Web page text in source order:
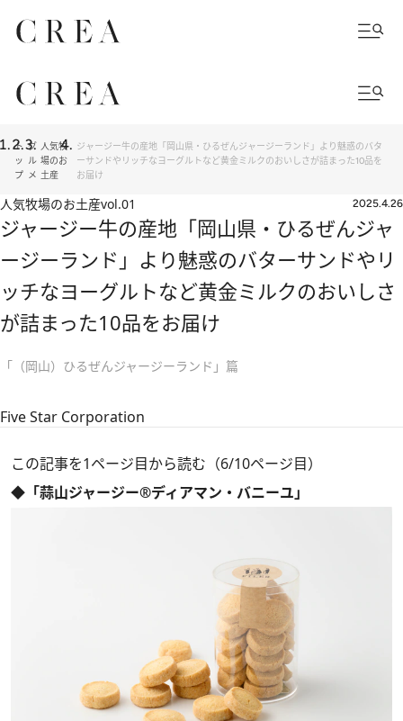
ト
ッ
プ
グ
ル
メ
人気牧
場のお
土産
ジャージー牛の産地「岡山県・ひるぜんジャージーランド」より魅惑のバタ
ーサンドやリッチなヨーグルトなど黄金ミルクのおいしさが詰まった10品を
お届け
人気牧場のお土産vol.01 2025.4.26
ジャージー牛の産地「岡山県・ひるぜんジャ
ージーランド」より魅惑のバターサンドやリ
ッチなヨーグルトなど黄金ミルクのおいしさ
が詰まった10品をお届け
「（岡山）ひるぜんジャージーランド」篇
Five Star Corporation
この記事を1ページ目から読む（6/10ページ目）
◆「蒜山ジャージー®ディアマン・バニーユ」